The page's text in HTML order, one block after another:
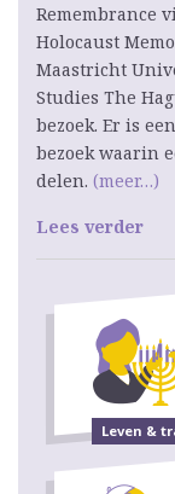
Remembrance
Holocaust
Maastricht
Studies The
bezoek. Er is
bezoek waarin
delen. (meer…)
Lees verder
Leven &